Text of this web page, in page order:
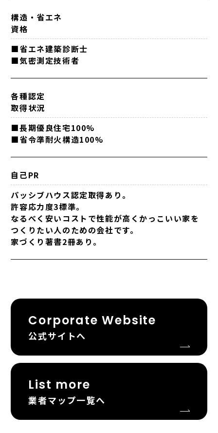
構造・省エネ
資格
■省エネ建築診断士
■気密測定技術者
各種認定
取得状況
■長期優良住宅100%
■省令準耐火構造100%
自己PR
パッシブハウス認定取得あり。
許容応力度3標準。
なるべく安いコストで性能が高くかっこいい家を
つくりたい人のための会社です。
家づくり著書2冊あり。
Corporate Website
公式サイトへ
List more
業者マップ一覧へ